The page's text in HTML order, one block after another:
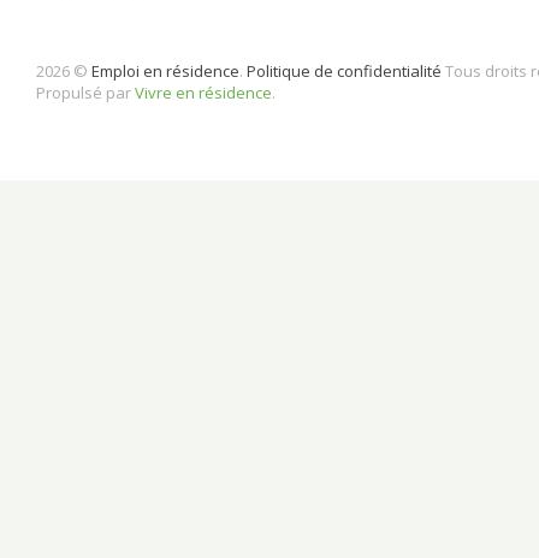
2026 © Emploi en résidence. Politique de confidentialité Tous droits
Propulsé parVivre en résidence.